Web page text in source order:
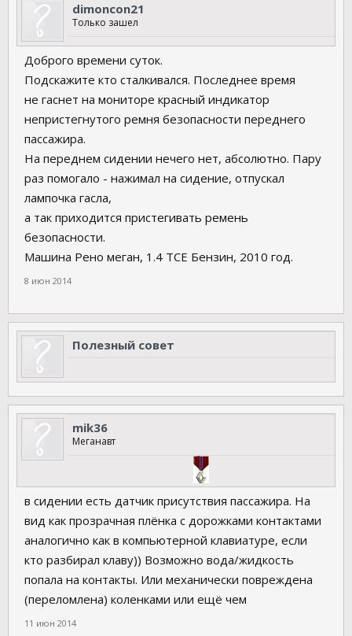
dimoncon21
Только зашел
Доброго времени суток.
Подскажите кто сталкивался. Последнее время
не гаснет на мониторе красный индикатор
непристегнутого ремня безопасности переднего
пассажира.
На переднем сидении нечего нет, абсолютно. Пару
раз помогало - нажимал на сидение, отпускал
лампочка гасла,
а так приходится пристегивать ремень
безопасности.
Машина Рено меган, 1.4 ТСЕ Бензин, 2010 год.
8 июн 2014
Полезный совет
mik36
Меганавт
в сидении есть датчик присутствия пассажира. На
вид как прозрачная плёнка с дорожками контактами
аналогично как в компьютерной клавиатуре, если
кто разбирал клаву)) Возможно вода/жидкость
попала на контакты. Или механически повреждена
(переломлена) коленками или ещё чем
11 июн 2014